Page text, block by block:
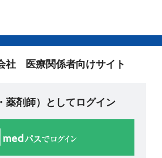
社 医療関係者向けサイト
薬剤師）としてログイン